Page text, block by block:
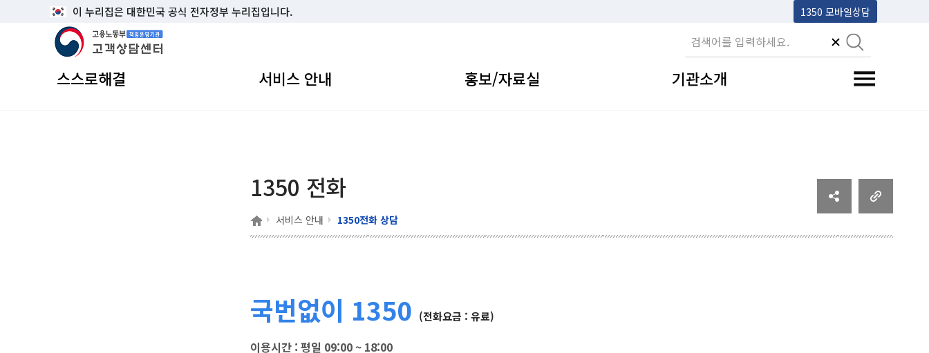
이 누리집은 대한민국 공식 전자정부 누리집입니다. 1350 모바일상담
고용노동부 책임운영기관 고객상담센터
스스로해결 서비스 안내 홍보/자료실 기관소개 전체메뉴 토글
1350 전화
홈 서비스 안내 1350전화 상담
국번없이 1350 (전화요금 : 유료)
이용시간 : 평일 09:00 ~ 18:00